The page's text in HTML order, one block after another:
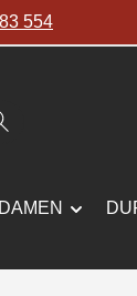
554